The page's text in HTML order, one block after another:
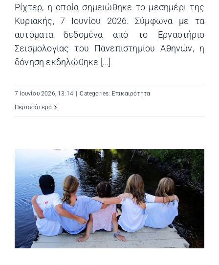
Ρίχτερ, η οποία σημειώθηκε το μεσημέρι της
Κυριακής, 7 Ιουνίου 2026. ​Σύμφωνα με τα
αυτόματα δεδομένα από το Εργαστήριο
Σεισμολογίας του Πανεπιστημίου Αθηνών, η
δόνηση εκδηλώθηκε [...]
7 Ιουνίου 2026, 13:14 | Categories: Επικαιρότητα
Περισσότερα